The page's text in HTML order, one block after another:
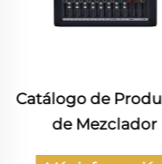
catálogo de
Profesional de